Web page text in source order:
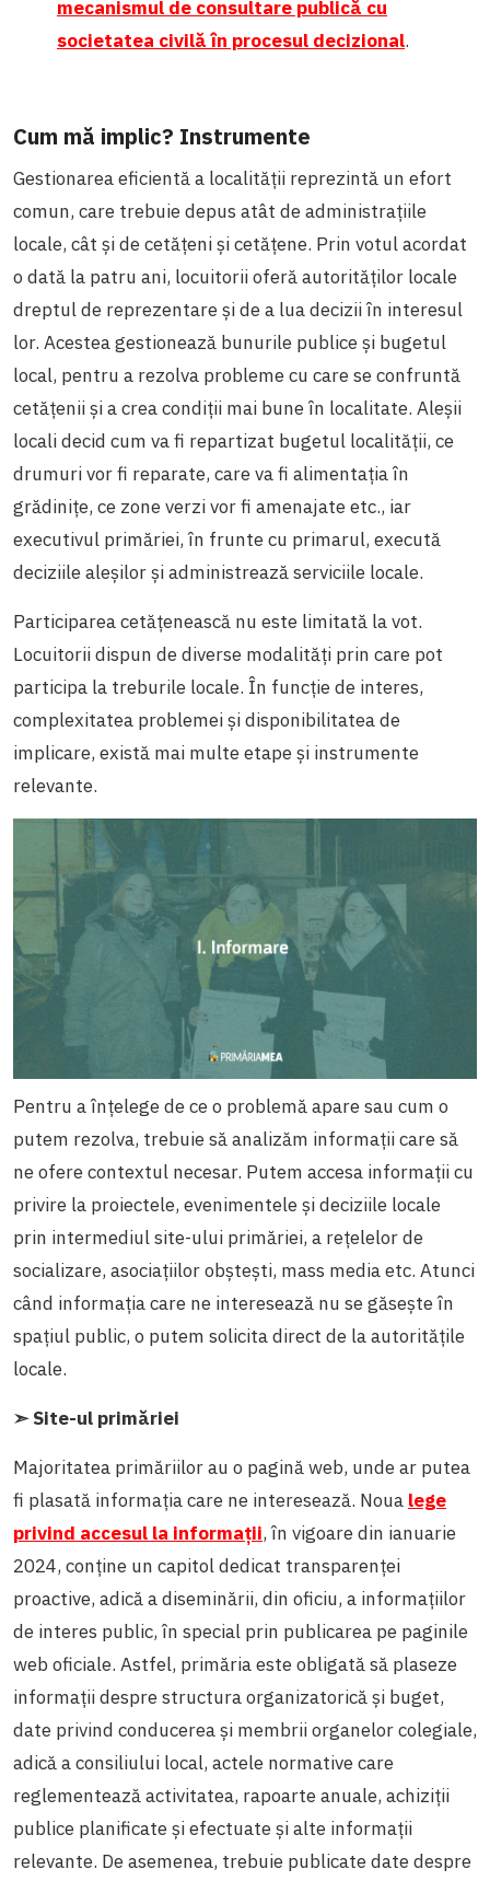
mecanismul de consultare publică cu
societatea civilă în procesul decizional.
Cum mă implic? Instrumente
Gestionarea eficientă a localității reprezintă un efort
comun, care trebuie depus atât de administrațiile
locale, cât și de cetățeni și cetățene. Prin votul acordat
o dată la patru ani, locuitorii oferă autorităților locale
dreptul de reprezentare și de a lua decizii în interesul
lor. Acestea gestionează bunurile publice și bugetul
local, pentru a rezolva probleme cu care se confruntă
cetățenii și a crea condiții mai bune în localitate. Aleșii
locali decid cum va fi repartizat bugetul localității, ce
drumuri vor fi reparate, care va fi alimentația în
grădinițe, ce zone verzi vor fi amenajate etc., iar
executivul primăriei, în frunte cu primarul, execută
deciziile aleșilor și administrează serviciile locale.
Participarea cetățenească nu este limitată la vot.
Locuitorii dispun de diverse modalități prin care pot
participa la treburile locale. În funcție de interes,
complexitatea problemei și disponibilitatea de
implicare, există mai multe etape și instrumente
relevante.
Pentru a înțelege de ce o problemă apare sau cum o
putem rezolva, trebuie să analizăm informații care să
ne ofere contextul necesar. Putem accesa informații cu
privire la proiectele, evenimentele și deciziile locale
prin intermediul site-ului primăriei, a rețelelor de
socializare, asociațiilor obștești, mass media etc. Atunci
când informația care ne interesează nu se găsește în
spațiul public, o putem solicita direct de la autoritățile
locale.
➣ Site-ul primăriei
Majoritatea primăriilor au o pagină web, unde ar putea
fi plasată informația care ne interesează. Noua lege
privind accesul la informații, în vigoare din ianuarie
2024, conține un capitol dedicat transparenței
proactive, adică a diseminării, din oficiu, a informațiilor
de interes public, în special prin publicarea pe paginile
web oficiale. Astfel, primăria este obligată să plaseze
informații despre structura organizatorică și buget,
date privind conducerea și membrii organelor colegiale,
adică a consiliului local, actele normative care
reglementează activitatea, rapoarte anuale, achiziții
publice planificate și efectuate și alte informații
relevante. De asemenea, trebuie publicate date despre